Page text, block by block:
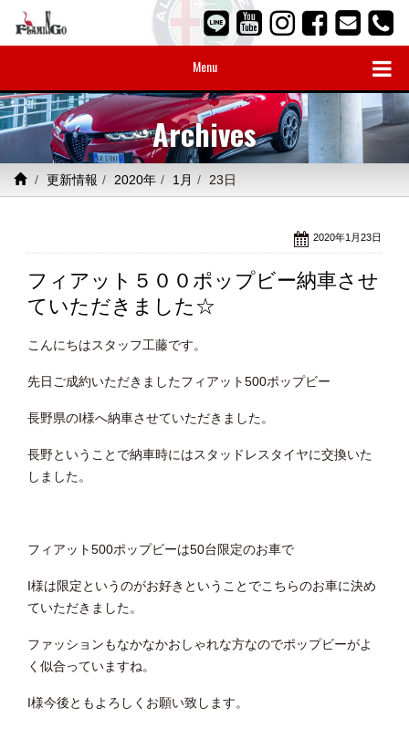
Menu
Archives
更新情報 2020年 1月 23日
2020年1月23日
フィアット５００ポップビー納車させ
ていただきました☆
こんにちはスタッフ工藤です。
先日ご成約いただきましたフィアット500ポップビー
長野県のI様へ納車させていただきました。
長野ということで納車時にはスタッドレスタイヤに交換いた
しました。
フィアット500ポップビーは50台限定のお車で
I様は限定というのがお好きということでこちらのお車に決め
ていただきました。
ファッションもなかなかおしゃれな方なのでポップビーがよ
く似合っていますね。
I様今後ともよろしくお願い致します。